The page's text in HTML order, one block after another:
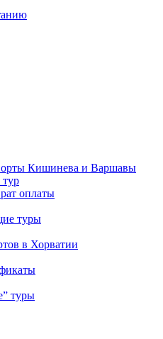
Кишинева и Варшавы
тур
оплаты
туры
в Хорватии
туры